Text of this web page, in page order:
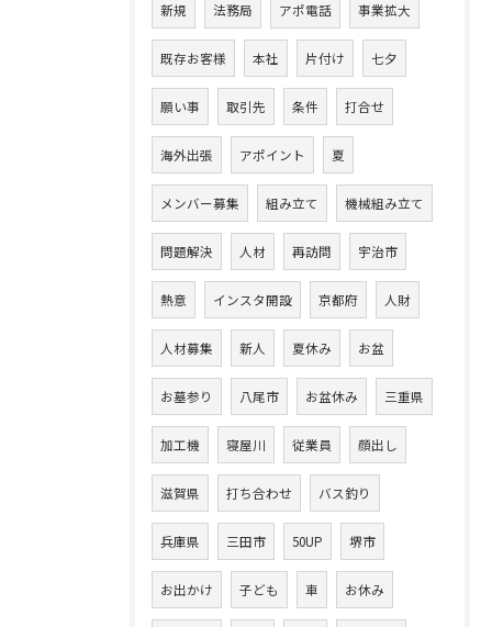
新規 法務局 アポ電話 事業拡大
既存お客様 本社 片付け 七夕
願い事 取引先 条件 打合せ
海外出張 アポイント 夏
メンバー募集 組み立て 機械組み立て
問題解決 人材 再訪問 宇治市
熱意 インスタ開設 京都府 人財
人材募集 新人 夏休み お盆
お墓参り 八尾市 お盆休み 三重県
加工機 寝屋川 従業員 顔出し
滋賀県 打ち合わせ バス釣り
兵庫県 三田市 50UP 堺市
お出かけ 子ども 車 お休み